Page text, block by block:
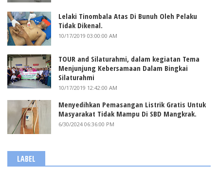
Lelaki Tinombala Atas Di Bunuh Oleh Pelaku
Tidak Dikenal.
10/17/2019 03:00:00 AM
TOUR and Silaturahmi, dalam kegiatan Tema
Menjunjung Kebersamaan Dalam Bingkai
Silaturahmi
10/17/2019 12:42:00 AM
Menyedihkan Pemasangan Listrik Gratis Untuk
Masyarakat Tidak Mampu Di SBD Mangkrak.
6/30/2024 06:36:00 PM
LABEL